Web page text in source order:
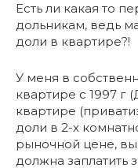
Есть ли какая то
дольникам, ведь
доли в квартире?!
У меня в
квартире с 1997 г
квартире
доли в 2-х
рыночной цене,
должна заплатить